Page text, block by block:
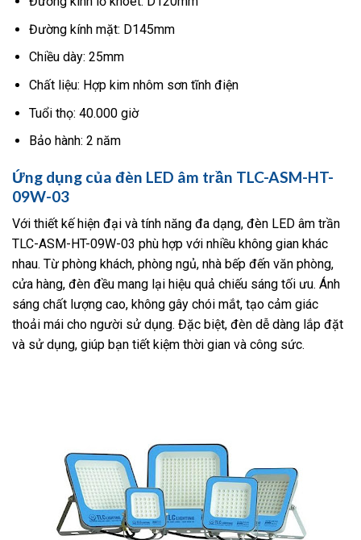
Đường kính mặt: D145mm
Chiều dày: 25mm
Chất liệu: Hợp kim nhôm sơn tĩnh điện
Tuổi thọ: 40.000 giờ
Bảo hành: 2 năm
Ứng dụng của đèn LED âm trần TLC-ASM-HT-
09W-03
Với thiết kế hiện đại và tính năng đa dạng, đèn LED âm trần
TLC-ASM-HT-09W-03 phù hợp với nhiều không gian khác
nhau. Từ phòng khách, phòng ngủ, nhà bếp đến văn phòng,
cửa hàng, đèn đều mang lại hiệu quả chiếu sáng tối ưu. Ánh
sáng chất lượng cao, không gây chói mắt, tạo cảm giác
thoải mái cho người sử dụng. Đặc biệt, đèn dễ dàng lắp đặt
và sử dụng, giúp bạn tiết kiệm thời gian và công sức.